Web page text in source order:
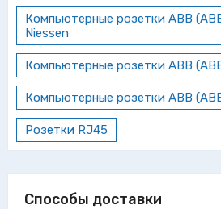
Компьютерные розетки ABB
Niessen
Компьютерные розетки ABB
Компьютерные розетки ABB
Розетки RJ45
Способы доставки